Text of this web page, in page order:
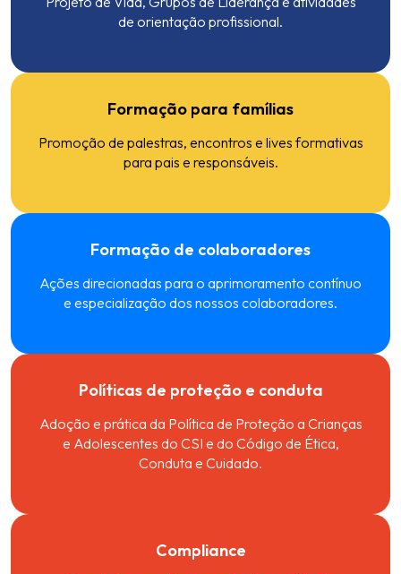
de orientação profissional.
Formação para famílias
Promoção de palestras, encontros e lives formativas
para pais e responsáveis.
Formação de colaboradores
Ações direcionadas para o aprimoramento contínuo
e especialização dos nossos colaboradores.
Políticas de proteção e conduta
Adoção e prática da Política de Proteção a Crianças
e Adolescentes do CSI e do Código de Ética,
Conduta e Cuidado.
Compliance